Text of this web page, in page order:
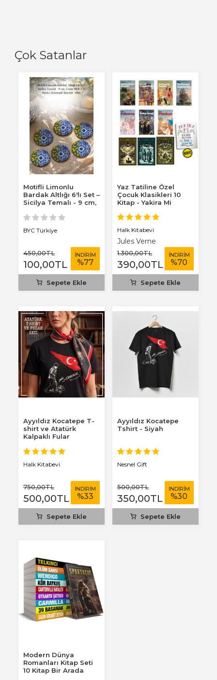
Çok Satanlar
Motifli Limonlu
Bardak Altlığı 6'lı Set –
Sicilya Temalı - 9 cm,
BYC Türkiye
450,00TL
100,00TL
İNDİRİM
%77
Sepete Ekle
Yaz Tatiline Özel
Çocuk Klasikleri 10
Kitap - Yakira Mi
Halk Kitabevi
Jules Verne
1.300,00TL
390,00TL
İNDİRİM
%70
Sepete Ekle
Ayyıldız Kocatepe T-
shirt ve Atatürk
Kalpaklı Fular
Halk Kitabevi
750,00TL
500,00TL
İNDİRİM
%33
Sepete Ekle
Ayyıldız Kocatepe
Tshirt - Siyah
Nesnel Gift
500,00TL
350,00TL
İNDİRİM
%30
Sepete Ekle
Modern Dünya
Romanları Kitap Seti
10 Kitap Bir Arada